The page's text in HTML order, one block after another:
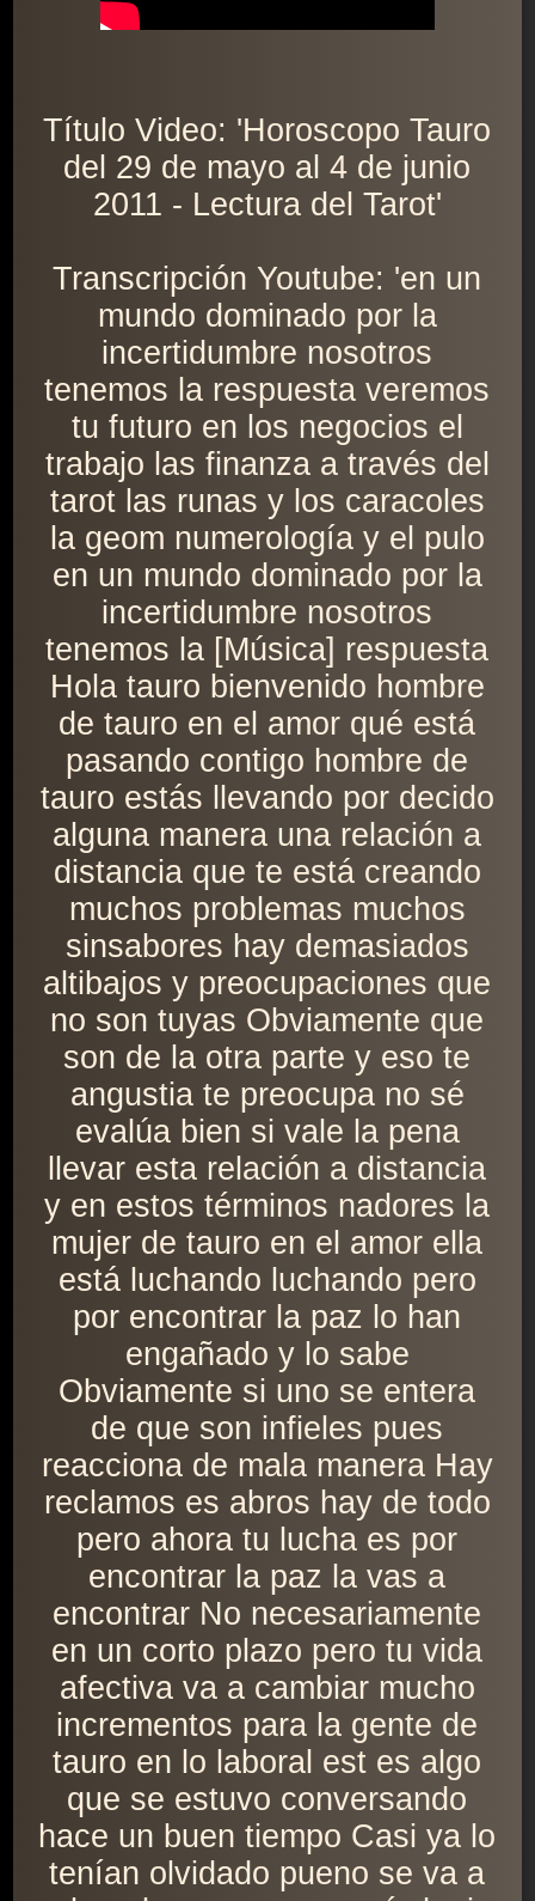
Título Video: 'Horoscopo Tauro
del 29 de mayo al 4 de junio
2011 - Lectura del Tarot'
Transcripción Youtube: 'en un
mundo dominado por la
incertidumbre nosotros
tenemos la respuesta veremos
tu futuro en los negocios el
trabajo las finanza a través del
tarot las runas y los caracoles
la geom numerología y el pulo
en un mundo dominado por la
incertidumbre nosotros
tenemos la [Música] respuesta
Hola tauro bienvenido hombre
de tauro en el amor qué está
pasando contigo hombre de
tauro estás llevando por decido
alguna manera una relación a
distancia que te está creando
muchos problemas muchos
sinsabores hay demasiados
altibajos y preocupaciones que
no son tuyas Obviamente que
son de la otra parte y eso te
angustia te preocupa no sé
evalúa bien si vale la pena
llevar esta relación a distancia
y en estos términos nadores la
mujer de tauro en el amor ella
está luchando luchando pero
por encontrar la paz lo han
engañado y lo sabe
Obviamente si uno se entera
de que son infieles pues
reacciona de mala manera Hay
reclamos es abros hay de todo
pero ahora tu lucha es por
encontrar la paz la vas a
encontrar No necesariamente
en un corto plazo pero tu vida
afectiva va a cambiar mucho
incrementos para la gente de
tauro en lo laboral est es algo
que se estuvo conversando
hace un buen tiempo Casi ya lo
tenían olvidado pueno se va a